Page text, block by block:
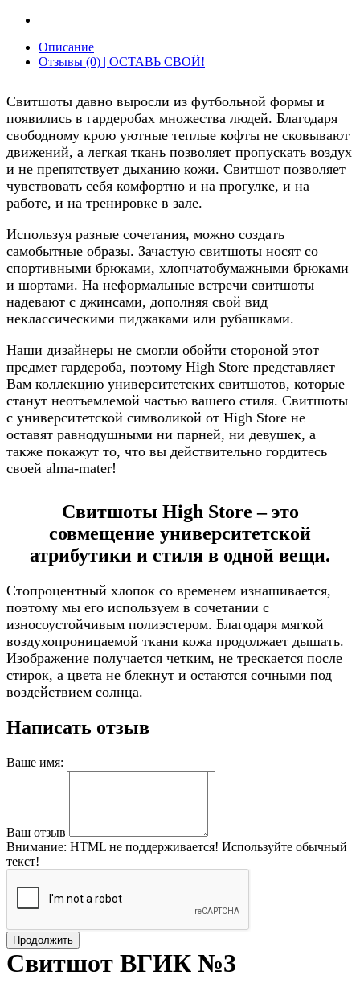
Описание
Отзывы (0) | ОСТАВЬ СВОЙ!
Свитшоты давно выросли из футбольной формы и
появились в гардеробах множества людей. Благодаря
свободному крою уютные теплые кофты не сковывают
движений, а легкая ткань позволяет пропускать воздух
и не препятствует дыханию кожи. Свитшот позволяет
чувствовать себя комфортно и на прогулке, и на
работе, и на тренировке в зале.
Используя разные сочетания, можно создать
самобытные образы. Зачастую свитшоты носят со
спортивными брюками, хлопчатобумажными брюками
и шортами. На неформальные встречи свитшоты
надевают с джинсами, дополняя свой вид
неклассическими пиджаками или рубашками.
Наши дизайнеры не смогли обойти стороной этот
предмет гардероба, поэтому High Store представляет
Вам коллекцию университетских свитшотов, которые
станут неотъемлемой частью вашего стиля. Свитшоты
с университетской символикой от High Store не
оставят равнодушными ни парней, ни девушек, а
также покажут то, что вы действительно гордитесь
своей alma-mater!
Свитшоты High Store – это
совмещение университетской
атрибутики и стиля в одной вещи.
Стопроцентный хлопок со временем изнашивается,
поэтому мы его используем в сочетании с
износоустойчивым полиэстером. Благодаря мягкой
воздухопроницаемой ткани кожа продолжает дышать.
Изображение получается четким, не трескается после
стирок, а цвета не блекнут и остаются сочными под
воздействием солнца.
Написать отзыв
Ваше имя:
Ваш отзыв
Внимание: HTML не поддерживается! Используйте обычный
текст!
Продолжить
Свитшот ВГИК №3